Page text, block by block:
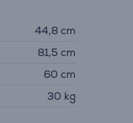
44,8 cm
81,5 cm
60 cm
30 kg